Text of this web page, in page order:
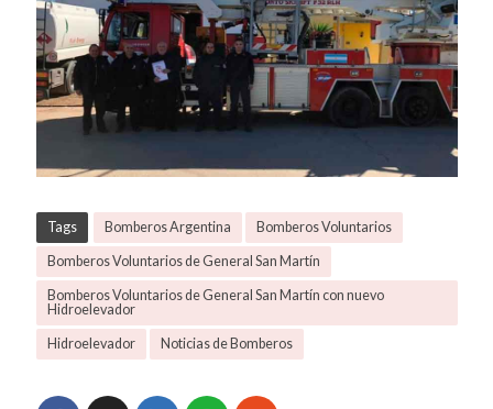
Tags Bomberos Argentina Bomberos Voluntarios
Bomberos Voluntarios de General San Martín
Bomberos Voluntarios de General San Martín con nuevo
Hidroelevador
Hidroelevador Noticias de Bomberos